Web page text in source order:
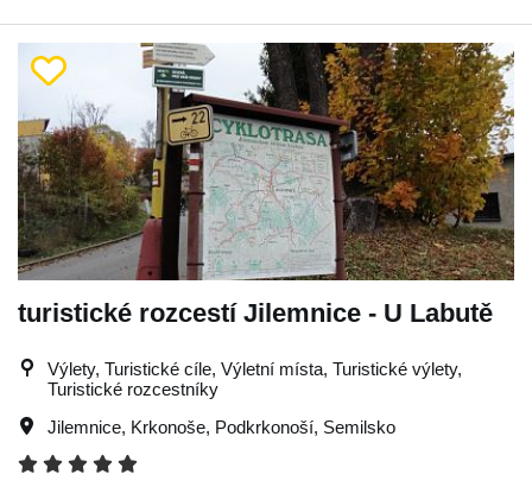
turistické rozcestí Jilemnice - U Labutě
Výlety, Turistické cíle, Výletní místa, Turistické výlety,
Turistické rozcestníky
Jilemnice, Krkonoše, Podkrkonoší, Semilsko